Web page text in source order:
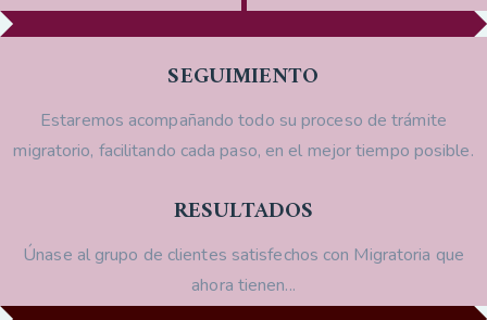
SEGUIMIENTO
Estaremos acompañando todo su proceso de trámite
migratorio, facilitando cada paso, en el mejor tiempo posible.
RESULTADOS
Únase al grupo de clientes satisfechos con Migratoria que
ahora tienen...